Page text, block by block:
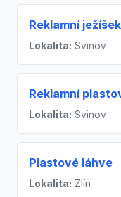
Reklamní ježíšek
Lokalita: Svinov
Reklamní
Lokalita: Svinov
Plastové láhve
Lokalita: Zlín